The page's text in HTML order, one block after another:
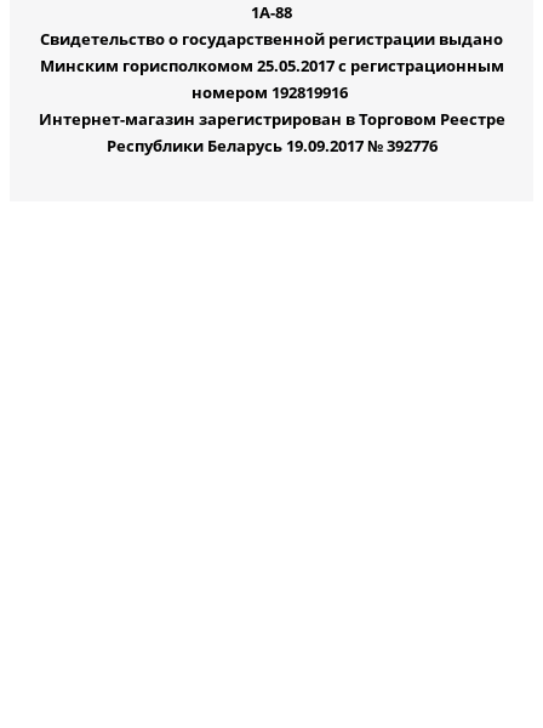
1А-88
Свидетельство о государственной регистрации выдано
Минским горисполкомом 25.05.2017 с регистрационным
номером 192819916
Интернет-магазин зарегистрирован в Торговом Реестре
Республики Беларусь 19.09.2017 № 392776